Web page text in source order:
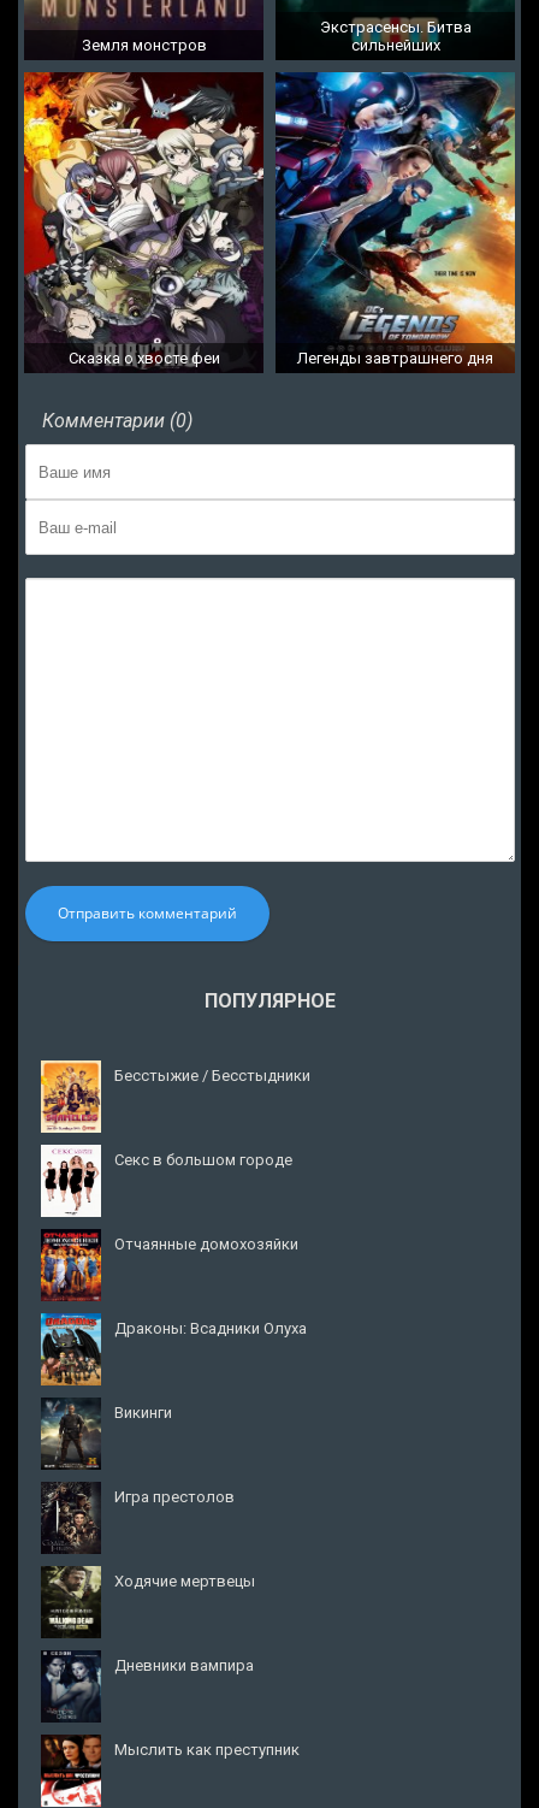
Земля монстров
Экстрасенсы. Битва
сильнейших
Сказка о хвосте феи Легенды завтрашнего дня
Комментарии (0)
Отправить комментарий
ПОПУЛЯРНОЕ
Бесстыжие / Бесстыдники
Секс в большом городе
Отчаянные домохозяйки
Драконы: Всадники Олуха
Викинги
Игра престолов
Ходячие мертвецы
Дневники вампира
Мыслить как преступник